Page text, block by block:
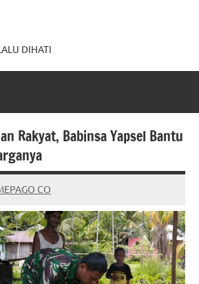
DIHATI
Rakyat, Babinsa Yapsel Bantu
CO